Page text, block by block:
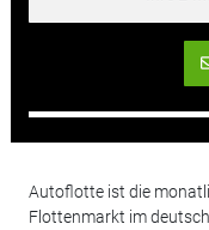
Autoflotte ist die
Flottenmarkt im